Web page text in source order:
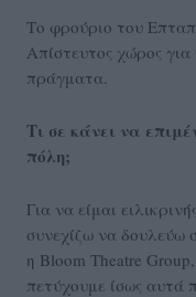
Το φρούριο του
Απίστευτος χώρος για
πράγματα.
Τι σε κάνει να
πόλη;
Για να είμαι
συνεχίζω να δουλεύω
η Bloom Theatre
πετύχουμε ίσως αυτά